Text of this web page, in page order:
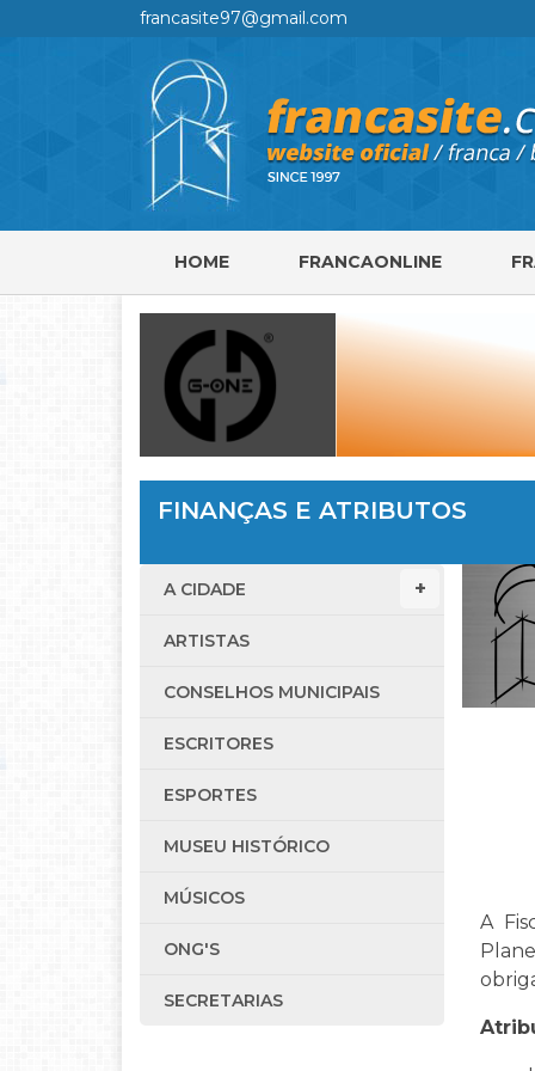
francasite97@gmail.com
HOME FRANCAONLINE
FINANÇAS E ATRIBUTOS
A CIDADE
ARTISTAS
CONSELHOS MUNICIPAIS
ESCRITORES
ESPORTES
MUSEU HISTÓRICO
MÚSICOS
ONG'S
SECRETARIAS
A